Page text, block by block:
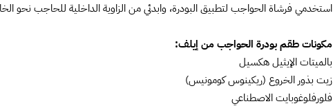
استخدمي فرشاة الحواجب لتطبيق البودرة، وابدئي من الزاوية الداخلية للحاجب
مكونات طقم بودرة الحواجب من إيلف:
بالميتات الإيثيل هكسيل
زيت بذور الخروع (ريكينوس كومونيس)
فلورفلوغوبايت الاصطناعي